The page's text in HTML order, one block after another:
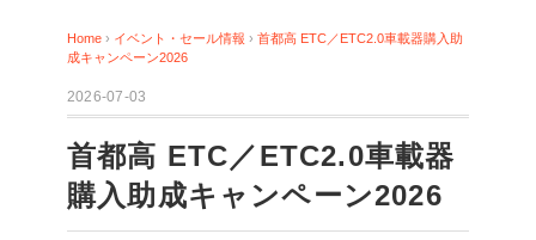
Home › イベント・セール情報 › 首都高 ETC／ETC2.0車載器購入助
成キャンペーン2026
2026-07-03
首都高 ETC／ETC2.0車載器
購入助成キャンペーン2026